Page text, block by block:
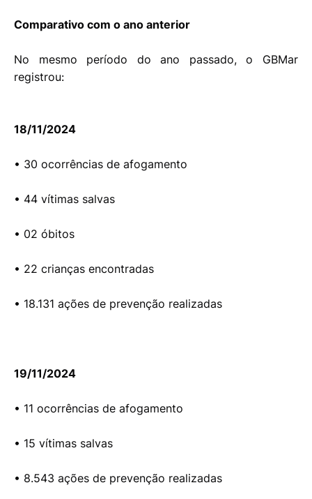
Comparativo com o ano anterior
No mesmo período do ano passado, o GBMar
registrou:
18/11/2024
• 30 ocorrências de afogamento
• 44 vítimas salvas
• 02 óbitos
• 22 crianças encontradas
• 18.131 ações de prevenção realizadas
19/11/2024
• 11 ocorrências de afogamento
• 15 vítimas salvas
• 8.543 ações de prevenção realizadas